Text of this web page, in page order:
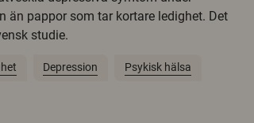
än pappor som tar kortare ledighet. Det
studie.
Depression Psykisk hälsa